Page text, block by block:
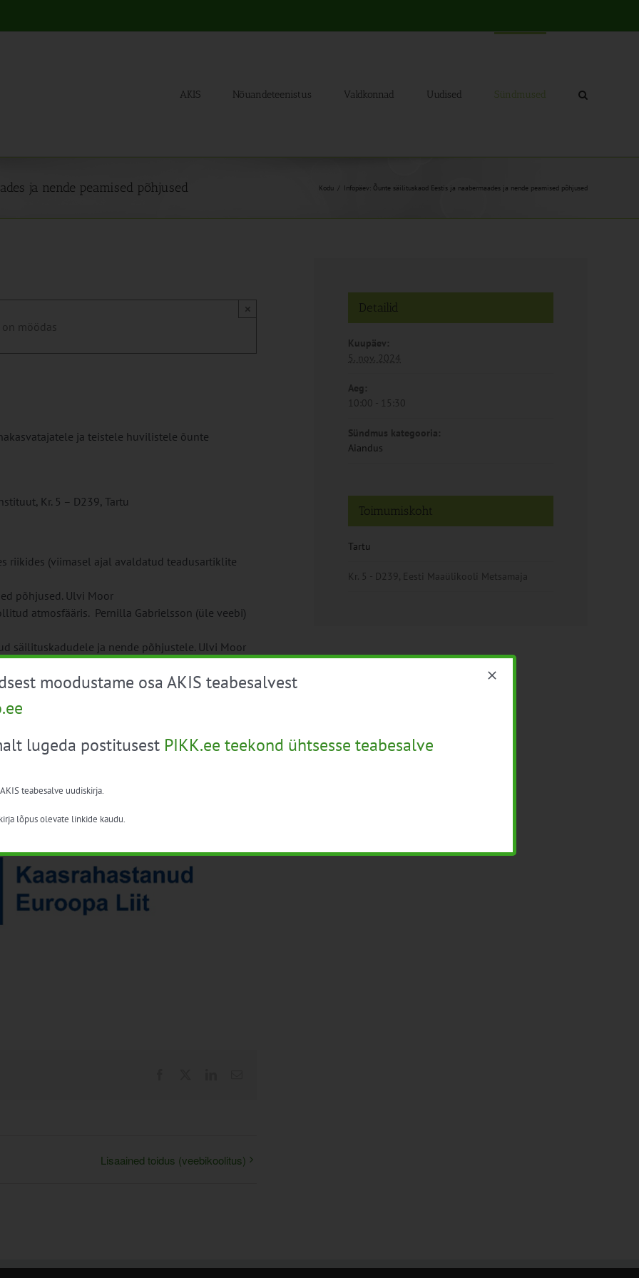
AKIS Nõuandeteenistus Valdkonnad Uudised Sündmused
ja nende peamised põhjused Kodu Infopäev: Õunte säilituskaod Eestis ja naabermaades ja nende peamised põhjused
möödas
×
ja teistele huvilistele õunte
Kr. 5 – D239, Tartu
riikides (viimasel ajal avaldatud teadusartiklite
põhjused. Ulvi Moor
atmosfääris. Pernilla Gabrielsson (üle veebi)
säilituskadudele ja nende põhjustele. Ulvi Moor
teadusuuringutest Eestis: InNoBaHort ja MARTA
tundmaõppimine visuaalsete tunnuste alusel.
põhjused
hiljemalt
kohtade täitumisel enne registreerimistähtaega.
Rahastamisallikas: Euroopa Maaelu
Lisaained toidus (veebikoolitus)
Detailid
Kuupäev:
5. nov. 2024
Aeg:
10:00 - 15:30
Sündmus kategooria:
Aiandus
Toimumiskoht
Tartu
Kr. 5 - D239, Eesti Maaülikooli Metsamaja
moodustame osa AKIS teabesalvest
lugeda postitusest PIKK.ee teekond ühtsesse teabesalve
teabesalve uudiskirja.
lõpus olevate linkide kaudu.